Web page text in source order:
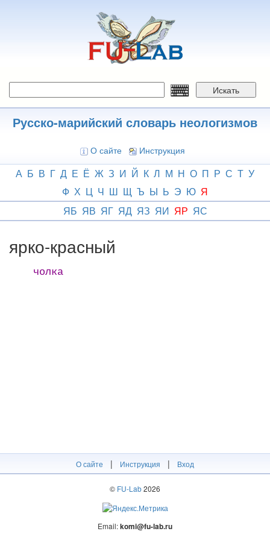
Искать
Русско-марийский словарь неологизмов
О сайте Инструкция
А Б В Г Д Е Ё Ж З И Й К Л М Н О П Р С Т У
Ф Х Ц Ч Ш Щ Ъ Ы Ь Э Ю Я
ЯБ ЯВ ЯГ ЯД ЯЗ ЯИ ЯР ЯС
ярко-красный
чолка
О сайте | Инструкция | Вход
© FU-Lab2026
Email:komi@fu-lab.ru